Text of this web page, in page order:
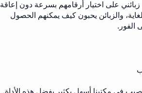
على اختيار أرقامهم بسرعة دون إعاقة
والزبائن يحبون كيف يمكنهم الحصول
الفور.